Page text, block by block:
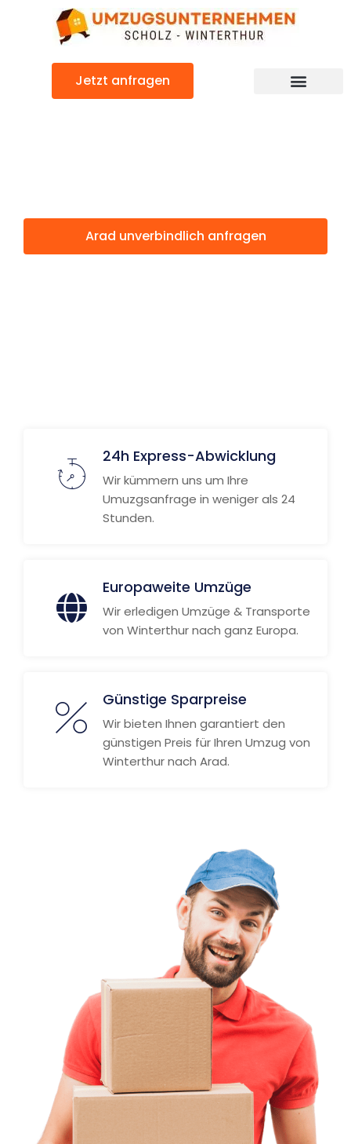
Jetzt anfragen
Arad unverbindlich anfragen
24h Express-Abwicklung
Wir kümmern uns um Ihre
Umuzgsanfrage in weniger als 24
Stunden.
Europaweite Umzüge
Wir erledigen Umzüge & Transporte
von Winterthur nach ganz Europa.
Günstige Sparpreise
Wir bieten Ihnen garantiert den
günstigen Preis für Ihren Umzug von
Winterthur nach Arad.